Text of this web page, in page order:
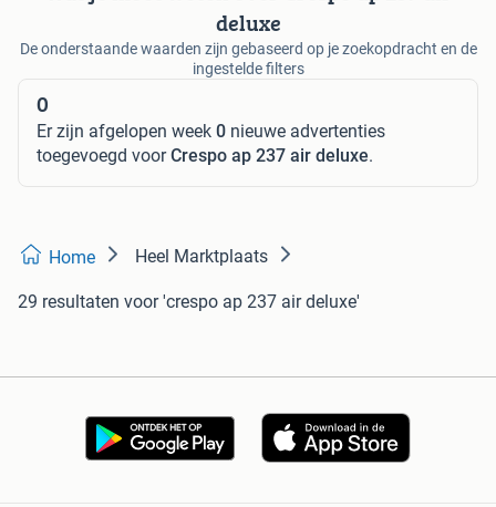
deluxe
De onderstaande waarden zijn gebaseerd op je zoekopdracht en de
ingestelde filters
0
Er zijn afgelopen week 0 nieuwe advertenties
toegevoegd voorCrespo ap 237 air deluxe.
Home Heel Marktplaats
29 resultaten voor 'crespo ap 237 air deluxe'